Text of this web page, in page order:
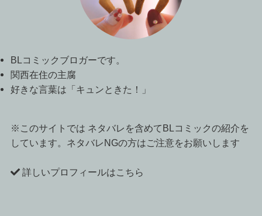
BLコミックブロガーです。
関西在住の主腐
好きな言葉は「キュンときた！」
※このサイトでは ネタバレを含めてBLコミックの紹介を
しています。ネタバレNGの方はご注意をお願いします
詳しいプロフィールはこちら